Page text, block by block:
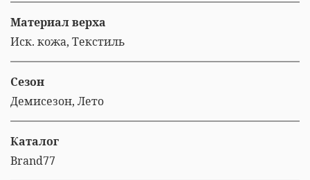
Материал верха
Иск. кожа, Текстиль
Сезон
Демисезон, Лето
Каталог
Brand77